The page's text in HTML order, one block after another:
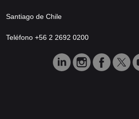
Santiago de Chile
Teléfono +56 2 2692 0200